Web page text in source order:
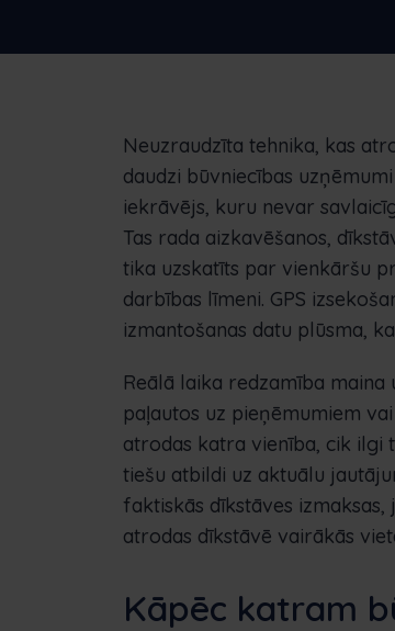
Neuzraudzīta tehnika, kas
daudzi būvniecības
iekrāvējs, kuru nevar
Tas rada aizkavēšanos,
tika uzskatīts par vienkāršu
darbības līmeni. GPS
izmantošanas datu plūsma,
Reālā laika redzamība
paļautos uz pieņēmumiem
atrodas katra vienība, cik ilgi
tiešu atbildi uz aktuālu
faktiskās dīkstāves
atrodas dīkstāvē vairākās
Kāpēc katram